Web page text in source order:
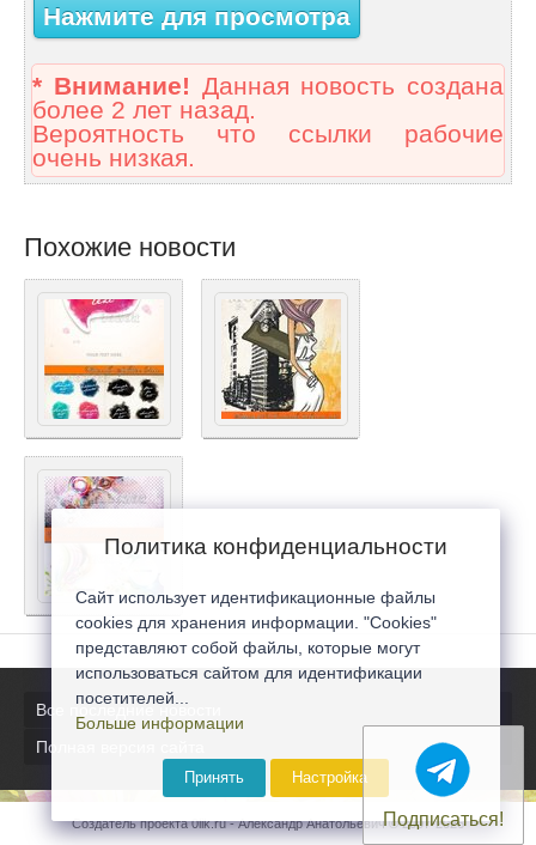
Нажмите для просмотра
* Внимание! Данная новость создана
более 2 лет назад.
Вероятность что ссылки рабочие
очень низкая.
Похожие новости
Все последние новости
Полная версия сайта
Создатель проекта 0lik.ru - Александр Анатольевич © 2007-2026
Подписаться!
Политика конфиденциальности
Сайт использует идентификационные файлы
cookies для хранения информации. "Cookies"
представляют собой файлы, которые могут
использоваться сайтом для идентификации
посетителей...
Больше информации
Принять Настройка